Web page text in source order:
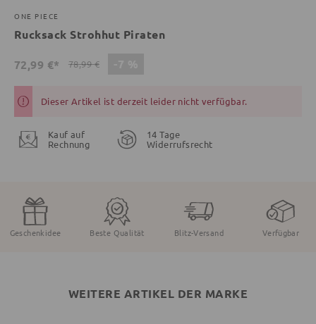
ONE PIECE
Rucksack Strohhut Piraten
72,99 €* 78,99 €
Dieser Artikel ist derzeit leider nicht verfügbar.
Kauf auf
Rechnung
14 Tage
Widerrufsrecht
Geschenkidee Beste Qualität Blitz-Versand Verfügbar
WEITERE ARTIKEL DER MARKE